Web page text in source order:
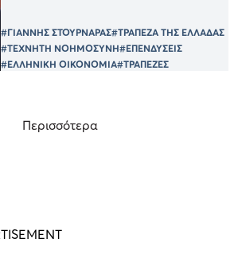
#ΓΙΑΝΝΗΣ ΣΤΟΥΡΝΑΡΑΣ#ΤΡΑΠΕΖΑ ΤΗΣ ΕΛΛΑΔΑΣ
#ΤΕΧΝΗΤΗ ΝΟΗΜΟΣΥΝΗ#ΕΠΕΝΔΥΣΕΙΣ
#ΕΛΛΗΝΙΚΗ ΟΙΚΟΝΟΜΙΑ#ΤΡΑΠΕΖΕΣ
Περισσότερα